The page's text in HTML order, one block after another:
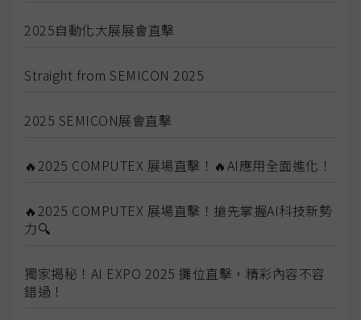
2025自動化大展展會直擊
Straight from SEMICON 2025
2025 SEMICON展會直擊
🔥2025 COMPUTEX 展場直擊！🔥AI應用全面進化！
🔥2025 COMPUTEX 展場直擊！搶先掌握AI科技新勢
力🔍
獨家揭秘！AI EXPO 2025 攤位直擊，精彩內容不容
錯過！